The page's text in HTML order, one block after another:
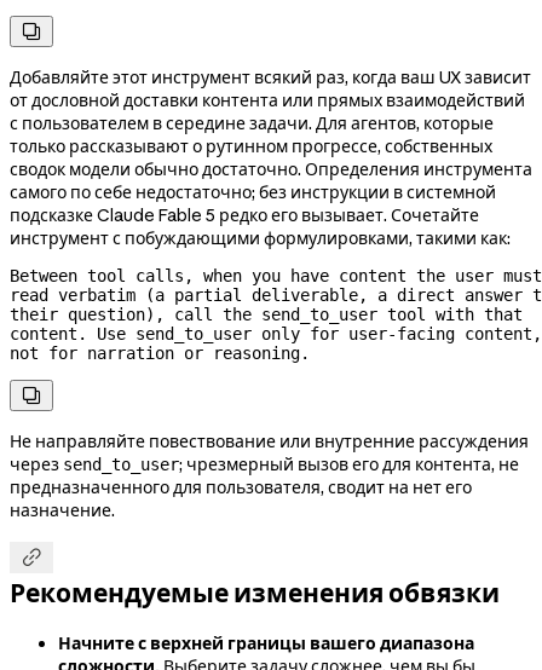

Добавляйте этот инструмент всякий раз, когда ваш UX зависит
от дословной доставки контента или прямых взаимодействий
с пользователем в середине задачи. Для агентов, которые
только рассказывают о рутинном прогрессе, собственных
сводок модели обычно достаточно. Определения инструмента
самого по себе недостаточно; без инструкции в системной
подсказке Claude Fable 5 редко его вызывает. Сочетайте
инструмент с побуждающими формулировками, такими как:
Between tool calls, when you have content the user must
read verbatim (a partial deliverable, a direct answer
their question), call the send_to_user tool with that
content. Use send_to_user only for user-facing content,
not for narration or reasoning.

Не направляйте повествование или внутренние рассуждения
через send_to_user; чрезмерный вызов его для контента, не
предназначенного для пользователя, сводит на нет его
назначение.

Рекомендуемые изменения обвязки
Начните с верхней границы вашего диапазона